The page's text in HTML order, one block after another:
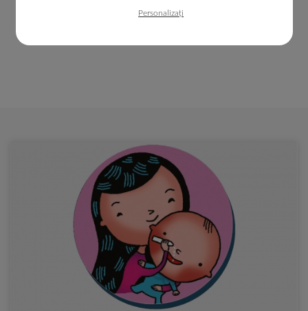
informații, vă așteptăm pe paginaPolitica de
Personalizați